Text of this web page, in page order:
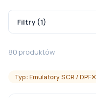
Filtry(1)
80 produktów
Typ: Emulatory SCR / DPF✕